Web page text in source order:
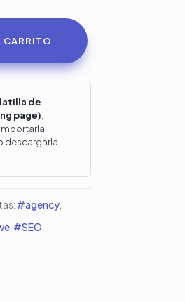
CARRITO
de
page)
descargarla
#agency,
, #SEO